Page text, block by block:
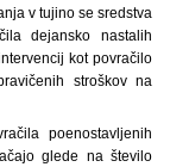
v tujino se sredstva
dejansko nastalih
kot povračilo
stroškov na
poenostavljenih
glede na število